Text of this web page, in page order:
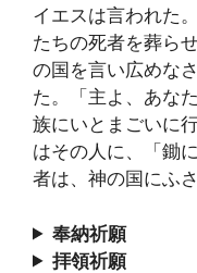
イエスは言われた
たちの死者を葬ら
の国を言い広めなさ
た。「主よ、あな
族にいとまごいに
はその人に、「鋤
者は、神の国にふ
奉納祈願
拝領祈願